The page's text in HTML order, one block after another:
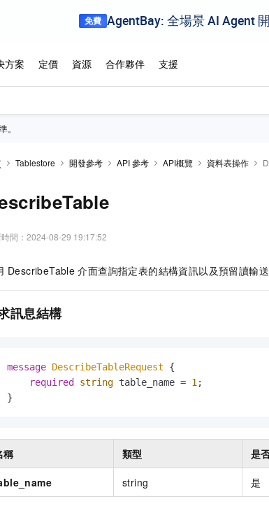
。
Tablestore 開發參考 API 參考 API概覽 資料表操作
間： 2024-08-29 19:17:52
DescribeTable 介面查詢指定表的結構資訊以及預留讀輸
訊息結構
message DescribeTableRequest {
required
string table_name = 1 ;
}
稱 類型 是
string 是